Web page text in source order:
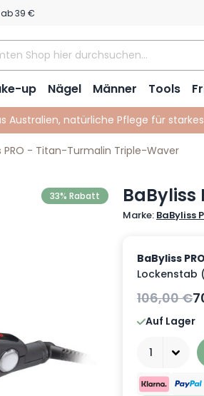
39 €
up Nägel Männer Tools
Australien, natürliche Pflege für
PRO - Titan-Turmalin Triple-Waver
Marke: BaByliss
33% Rabatt
BaByliss
Lockenstab
106,00 €
Auf Lager